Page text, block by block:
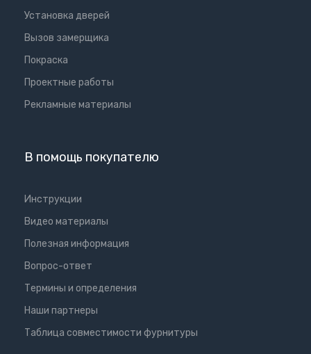
Установка дверей
Вызов замерщика
Покраска
Проектные работы
Рекламные материалы
В помощь покупателю
Инструкции
Видео материалы
Полезная информация
Вопрос-ответ
Термины и определения
Наши партнеры
Таблица совместимости фурнитуры